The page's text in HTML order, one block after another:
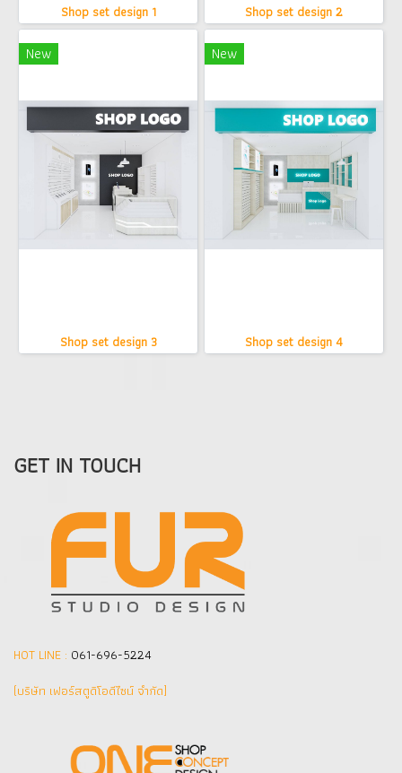
Shop set design 1 Shop set design 2
New
Shop set design 3
New
Shop set design 4
GET IN TOUCH
HOT LINE : 061-696-5224
(บริษัท เฟอร์สตูดิโอดีไซน์ จำกัด]